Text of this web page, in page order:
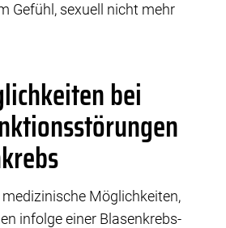
Gefühl, sexuell nicht mehr
bei
Möglichkeiten,
infolge einer Blasenkrebs-